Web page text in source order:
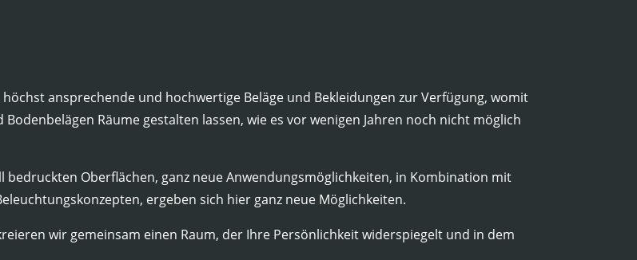
ansprechende und hochwertige Beläge und Bekleidungen zur Verfügung, womit
Räume gestalten lassen, wie es vor wenigen Jahren noch nicht möglich
Oberflächen, ganz neue Anwendungsmöglichkeiten, in Kombination mit
ergeben sich hier ganz neue Möglichkeiten.
wir gemeinsam einen Raum, der Ihre Persönlichkeit widerspiegelt und in dem